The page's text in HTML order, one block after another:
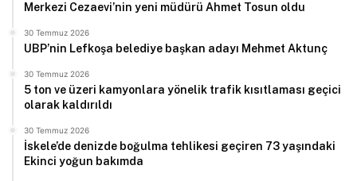
Merkezi Cezaevi’nin yeni müdürü Ahmet Tosun oldu
30 Temmuz 2026
UBP’nin Lefkoşa belediye başkan adayı Mehmet Aktunç
30 Temmuz 2026
5 ton ve üzeri kamyonlara yönelik trafik kısıtlaması geçici
olarak kaldırıldı
30 Temmuz 2026
İskele’de denizde boğulma tehlikesi geçiren 73 yaşındaki
Ekinci yoğun bakımda